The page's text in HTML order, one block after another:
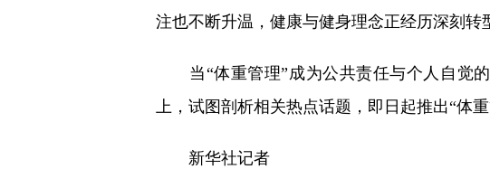
注也不断升温，健康与健身理念正经历深刻转
当“体重管理”成为公共责任与个人自觉的
上，试图剖析相关热点话题，即日起推出“体
新华社记者